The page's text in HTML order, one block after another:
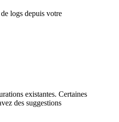
logs depuis votre
existantes. Certaines
des suggestions